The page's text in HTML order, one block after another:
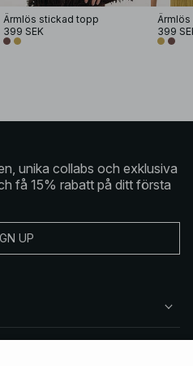
Ärmlös stickad topp
399 SEK
399
unika collabs och exklusiva
få 15% rabatt på ditt första
UP